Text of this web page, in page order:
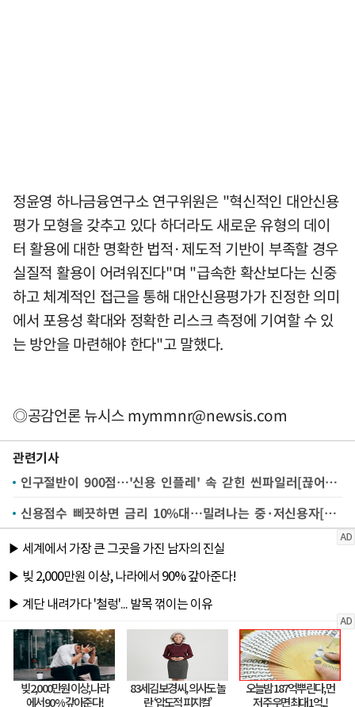
정윤영 하나금융연구소 연구위원은 "혁신적인 대안신용
평가 모형을 갖추고 있다 하더라도 새로운 유형의 데이
터 활용에 대한 명확한 법적·제도적 기반이 부족할 경우
실질적 활용이 어려워진다"며 "급속한 확산보다는 신중
하고 체계적인 접근을 통해 대안신용평가가 진정한 의미
에서 포용성 확대와 정확한 리스크 측정에 기여할 수 있
는 방안을 마련해야 한다"고 말했다.
◎공감언론 뉴시스mymmnr@newsis.com
관련기사
인구절반이 900점…'신용 인플레' 속 갇힌 씬파일러[끊어진 금융사다리②]
신용점수 삐끗하면 금리 10%대…밀려나는 중·저신용자[끊어진 금융사다리①]